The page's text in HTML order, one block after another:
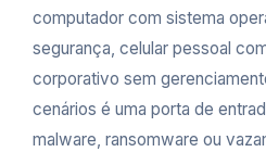
computador com sistema
segurança, celular pessoal
corporativo sem
cenários é uma porta de
malware, ransomware ou